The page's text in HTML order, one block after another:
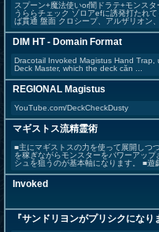
スプーン+魔法使いor闇ドラテ+モンス
うららチェック ゾロアefに誘発打たれ
ば貫通 盤面 クロシープ、アルザリオン
DIM HT - Domain Format
Dracotail Invoked Magistus Hand Trap,
Deck Master, which the deck căn ...
REGIONAL Magistus
YouTube.com/DeckCheckDusty
マギストス流精霊術
■主にマギストスの力を使って展開しつ
を稼ぎながらモンスターをパワーアッ
シュを狙うのが基本軸になります。 ■遊
Invoked
『サンドリヨンがプリシクにな